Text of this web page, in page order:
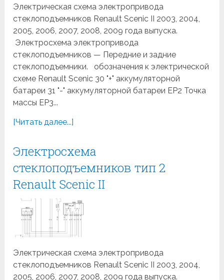
Электрическая схема электропривода
стеклоподъемников Renault Scenic II 2003, 2004,
2005, 2006, 2007, 2008, 2009 года выпуска.
Электросхема электропривода
стеклоподъемников — Передние и задние
стеклоподъемники. обозначения к электрической
схеме Renault Scenic 30 "+" аккумуляторной
батареи 31 "-" аккумуляторной батареи EP2 Точка
массы EP3...
[Читать далее...]
Электросхема
стеклоподъемников тип 2
Renault Scenic II
Электрическая схема электропривода
стеклоподъемников Renault Scenic II 2003, 2004,
2005, 2006, 2007, 2008, 2009 года выпуска.